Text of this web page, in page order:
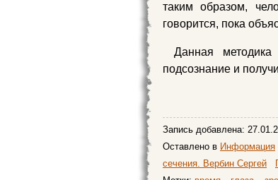
таким образом,
говорится, пока
Данная
подсознание и
Запись добавлена:
Оставлено в Информация
сечения. Вербин Сергей